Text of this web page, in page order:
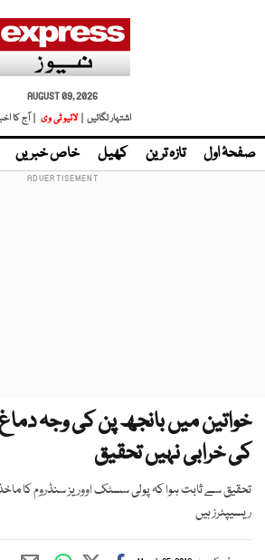
AUGUST 09, 2026
اشتہار لگائیں |
لائیو ٹی وی | آج کا
صفحۂ اول تازہ ترین کھیل خاص خبریں
خواتین میں بانجھ پن کی وجہ
کی خرابی نہیں تحقیق
تحقیق سے ثابت ہوا کہ پولی سسٹک اووریز سنڈروم کا
ریسیپٹرز ہیں